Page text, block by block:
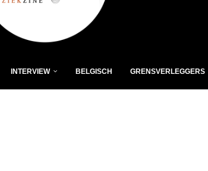
INTERVIEW BELGISCH GRENSVERLEGGERS